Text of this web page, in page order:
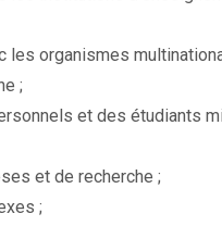
les organismes
;
et des étudiants
et de recherche ;
;